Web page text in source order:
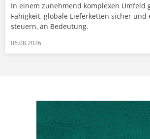
In einem zunehmend komplexen Umfeld
Fähigkeit, globale Lieferketten sicher und
steuern, an Bedeutung.
06.08.2026